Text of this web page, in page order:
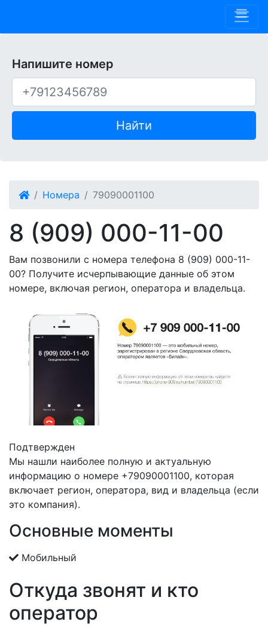
Напишите номер
Найти
Номера 79090001100
8 (909) 000-11-00
Вам позвонили с номера телефона 8 (909) 000-11-
00? Получите исчерпывающие данные об этом
номере, включая регион, оператора и владельца.
Подтвержден
Мы нашли наиболее полную и актуальную
информацию о номере +79090001100, которая
включает регион, оператора, вид и владельца (если
это компания).
Основные моменты
Мобильный
Откуда звонят и кто
оператор